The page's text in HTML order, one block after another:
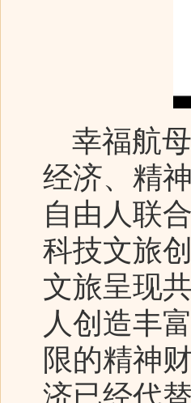
幸福航母
经济、精
自由人联
科技文旅
文旅呈现
人创造丰
限的精神
济已经代